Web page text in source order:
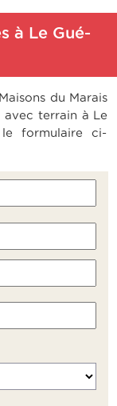
à Le Gué-
du Marais
terrain à Le
le formulaire ci-